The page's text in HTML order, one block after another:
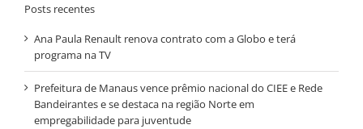
Posts recentes
Ana Paula Renault renova contrato com a Globo e terá
programa na TV
Prefeitura de Manaus vence prêmio nacional do CIEE e Rede
Bandeirantes e se destaca na região Norte em
empregabilidade para juventude